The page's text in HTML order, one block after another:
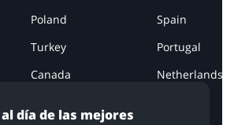
día de las mejores
Poland
Spain
Turkey
Portugal
Canada Netherlands